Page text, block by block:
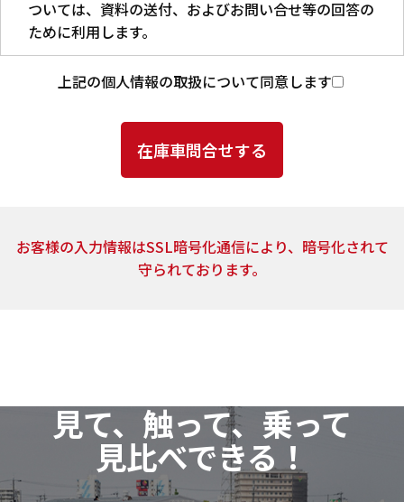
ついては、資料の送付、およびお問い合せ等の回答の
ために利用します。
3．第三者への提供
とはありません。
上記2.の利用目的の達成に必要な範囲内において、ご
提供頂いた個人情報の取扱いを委託する場合がありま
す。当社は、個人情報の取扱いを委託する場合、業務委
当社は、当該資料請求により取得した開示対象個人
情報の利用目的の通知・開示・訂正または削除・利用
の停止（以下「開示等」といいます。）に応じます。
上記の個人情報の取扱について同意します
お客様の入力情報はSSL暗号化通信により、暗号化されて
守られております。
見て、触って、乗って
見比べできる！